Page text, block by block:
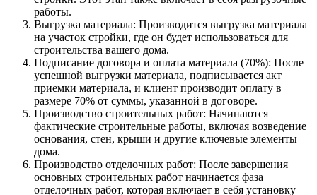
работы.
Выгрузка материала: Производится выгрузка материала
на участок стройки, где он будет использоваться для
строительства вашего дома.
Подписание договора и оплата материала (70%): После
успешной выгрузки материала, подписывается акт
приемки материала, и клиент производит оплату в
размере 70% от суммы, указанной в договоре.
Производство строительных работ: Начинаются
фактические строительные работы, включая возведение
основания, стен, крыши и другие ключевые элементы
дома.
Производство отделочных работ: После завершения
основных строительных работ начинается фаза
отделочных работ, которая включает в себя установку